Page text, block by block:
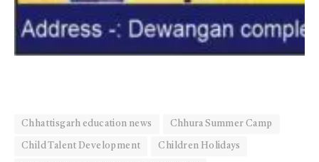
Chhattisgarh education news Chhura Summer Camp
Child Talent Development Children Holidays